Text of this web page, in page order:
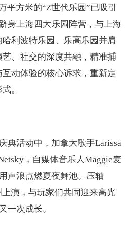
平方米的“Z世代乐园”已吸引
身上海四大乐园阵营，与上海
利波特乐园、乐高乐园并肩
、社交的深度共融，精准捕
动体验的核心诉求，重新定
。
典活动中，加拿大歌手Larissa
，自媒体音乐人Maggie麦
声浪点燃夏夜舞池。压轴
演，与玩家们共同迎来高光
一次成长。